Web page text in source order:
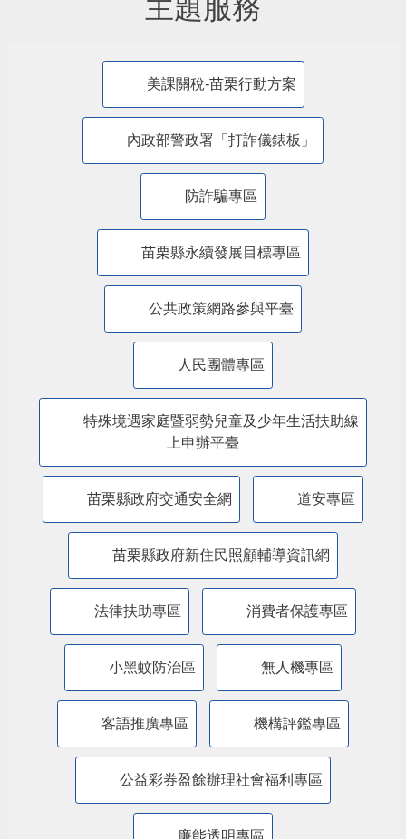
美課關稅-苗栗行動方案
內政部警政署「打詐儀錶板」
防詐騙專區
苗栗縣永續發展目標專區
公共政策網路參與平臺
人民團體專區
上申辦平臺
苗栗縣政府交通安全網 道安專區
苗栗縣政府新住民照顧輔導資訊網
法律扶助專區 消費者保護專區
小黑蚊防治區 無人機專區
客語推廣專區 機構評鑑專區
公益彩券盈餘辦理社會福利專區